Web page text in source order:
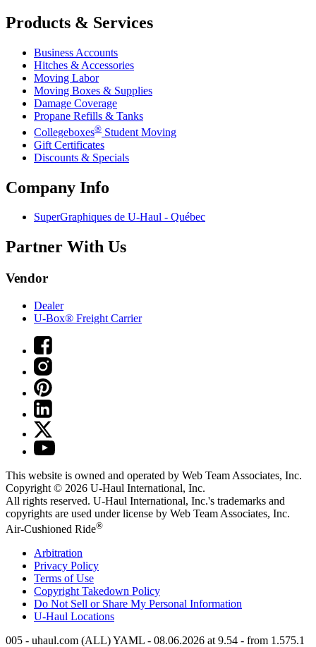
Products & Services
Business Accounts
Hitches & Accessories
Moving Labor
Moving Boxes & Supplies
Damage Coverage
Propane Refills & Tanks
Collegeboxes® Student Moving
Gift Certificates
Discounts & Specials
Company Info
SuperGraphiques de U-Haul - Québec
Partner With Us
Vendor
Dealer
U-Box® Freight Carrier
This website is owned and operated by Web Team Associates, Inc.
Copyright © 2026 U-Haul International, Inc.
All rights reserved. U-Haul International, Inc.'s trademarks and
copyrights are used under license by Web Team Associates, Inc.
Air-Cushioned Ride®
Arbitration
Privacy Policy
Terms of Use
Copyright Takedown Policy
Do Not Sell or Share My Personal Information
U-Haul Locations
005 - uhaul.com (ALL) YAML - 08.06.2026 at 9.54 - from 1.575.1